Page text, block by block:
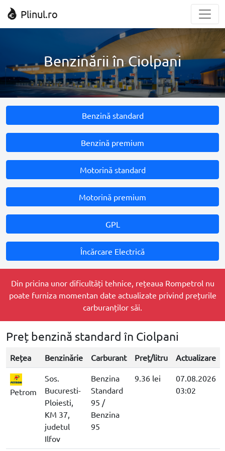
Plinul.ro
Benzinării în Ciolpani
Benzină standard
Benzină premium
Motorină standard
Motorină premium
GPL
Încărcare Electrică
Din pricina unor dificultăți tehnice, rețeaua Rompetrol nu
poate furniza momentan date actualizate privind prețurile
carburanților săi.
Preț benzină standard în Ciolpani
Rețea Benzinărie Carburant Preț/litru Actualizare
Petrom
Sos.
Bucuresti-
Ploiesti,
KM 37,
judetul
Ilfov
Benzina
Standard
95 /
Benzina
95
9.36 lei
07.08.2026
03:02